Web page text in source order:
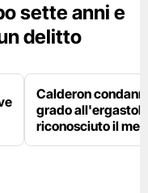
sette anni e
delitto
Calderon
grado
riconosciuto il